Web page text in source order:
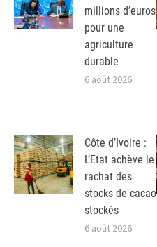
millions d’euros
pour une
agriculture
durable
6 août 2026
Côte d’Ivoire :
L’Etat achève le
rachat des
stocks de cacao
stockés
6 août 2026